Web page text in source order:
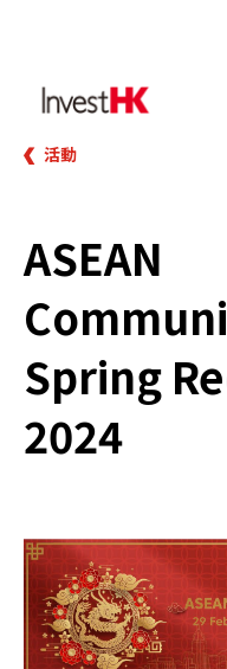
活動
ASEAN
Spring
2024